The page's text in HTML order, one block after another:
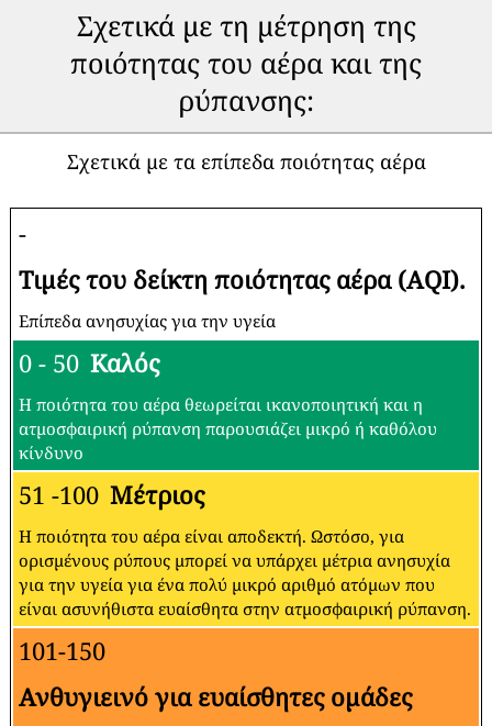
Σχετικά με τη μέτρηση της
ποιότητας του αέρα και της
ρύπανσης:
Σχετικά με τα επίπεδα ποιότητας αέρα
-
Τιμές του δείκτη ποιότητας αέρα (AQI).
Επίπεδα ανησυχίας για την υγεία
0 - 50 Καλός
Η ποιότητα του αέρα θεωρείται ικανοποιητική και η
ατμοσφαιρική ρύπανση παρουσιάζει μικρό ή καθόλου
κίνδυνο
51 -100 Μέτριος
Η ποιότητα του αέρα είναι αποδεκτή. Ωστόσο, για
ορισμένους ρύπους μπορεί να υπάρχει μέτρια ανησυχία
για την υγεία για ένα πολύ μικρό αριθμό ατόμων που
είναι ασυνήθιστα ευαίσθητα στην ατμοσφαιρική ρύπανση.
101-150
Ανθυγιεινό για ευαίσθητες ομάδες